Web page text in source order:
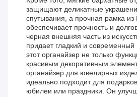
защищают деликатные
спутывания, а прочная рамка
обеспечивает прочность и
черная внешняя часть из
придает гладкий и современный
этот органайзер не только
красивым декоративным
органайзер для ювелирных
идеально подходит для
юбилеи или праздники. Он